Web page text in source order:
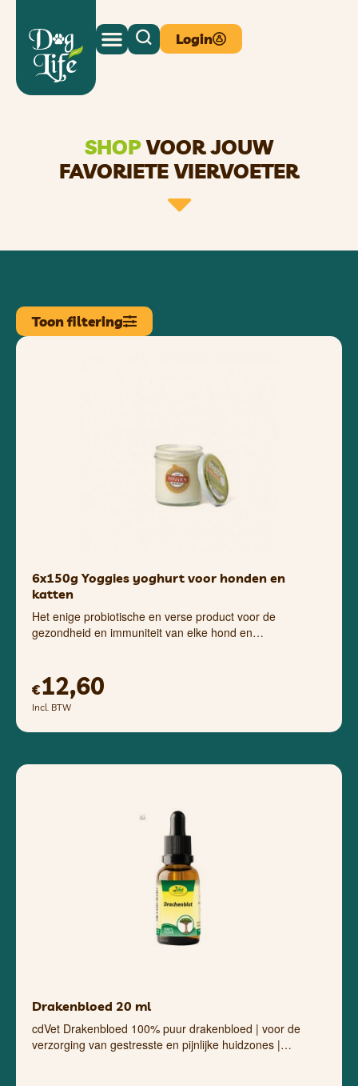
Login
SHOPVOOR JOUW
FAVORIETE VIERVOETER
Toon filtering
6x150g Yoggies yoghurt voor honden en
katten
Het enige probiotische en verse product voor de
gezondheid en immuniteit van elke hond en…
€12,60
Incl. BTW
Drakenbloed 20 ml
cdVet Drakenbloed 100% puur drakenbloed | voor de
verzorging van gestresste en pijnlijke huidzones |…